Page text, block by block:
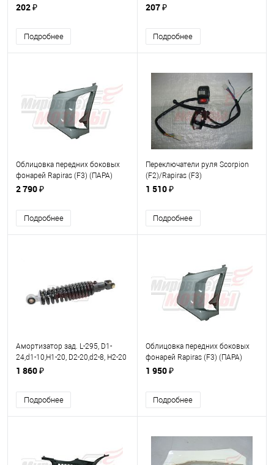
чёрная (ШТ.)
202 ₽
Подробнее
207 ₽
Подробнее
Облицовка передних боковых
фонарей Rapiras (F3) (ПАРА)
серебристая
2 790 ₽
Подробнее
Переключатели руля Scorpion
(F2)/Rapiras (F3)
1 510 ₽
Подробнее
Амортизатор зад. L-295, D1-
24,d1-10,Н1-20, D2-20,d2-8, Н2-20
Scorpion (F2)/Rapiras (F3) 125сс
1 860 ₽
Подробнее
Облицовка передних боковых
фонарей Rapiras (F3) (ПАРА)
чёрная
1 950 ₽
Подробнее